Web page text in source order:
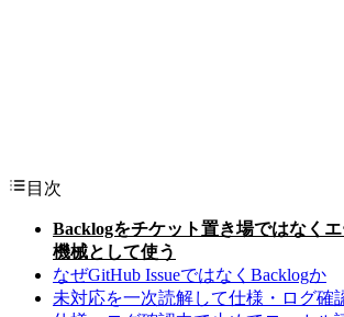
目次
Backlogをチケット置き場ではなく
機械として使う
なぜGitHub IssueではなくBacklogか
未対応を一次読解して仕様・ログ確